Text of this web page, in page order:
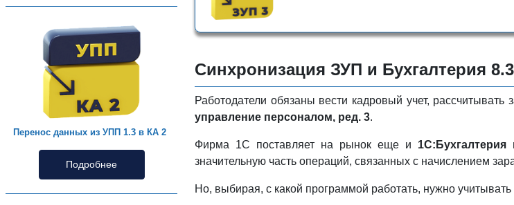
Перенос данных из УПП 1.3 в КА 2
Подробнее
Синхронизация ЗУП и Бухгалтерия 8.3
Работодатели обязаны вести кадровый учет,
управление персоналом, ред. 3.
Фирма 1С поставляет на рынок еще и 1С:Бухгалтерия
значительную часть операций, связанных с начислением
Но, выбирая, с какой программой работать, нужно